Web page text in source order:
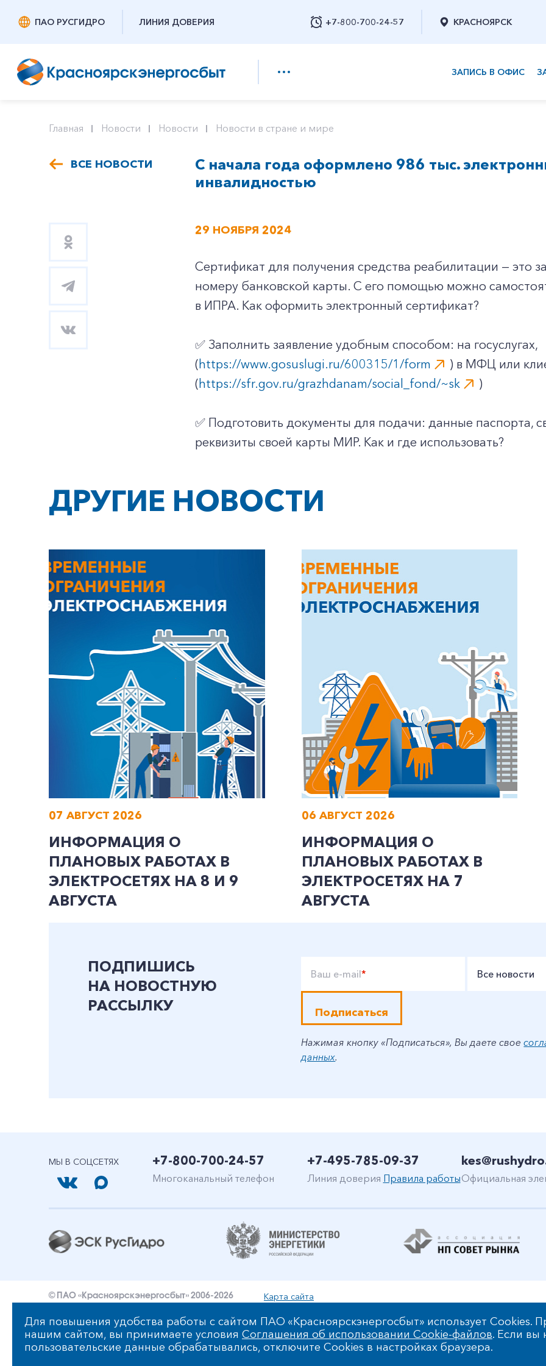
ПАО РУСГИДРО ЛИНИЯ ДОВЕРИЯ +7-800-700-24-57
Заказать обратный звонок
КРАСНОЯРСК
ЗАПИСЬ В ОФИС
+7-800-700-24-57
Заказать обратный звонок
Частным клиентам
Корпоративным клиентам
Главная Новости Новости Новости в стране и мире
ВСЕ НОВОСТИ
С начала года оформлено 986 тыс.
инвалидностью
29 НОЯБРЯ 2024
Сертификат для получения средства реабилитации — это
номеру банковской карты. С его помощью можно
в ИПРА. Как оформить электронный сертификат?
✅ Заполнить заявление удобным способом: на госуслугах,
(https://www.gosuslugi.ru/600315/1/form
) в МФЦ или
(https://sfr.gov.ru/grazhdanam/social_fond/~sk )
✅ Подготовить документы для подачи: данные паспорта,
реквизиты своей карты МИР. Как и где использовать?
ДРУГИЕ НОВОСТИ
07 АВГУСТ 2026
ИНФОРМАЦИЯ О
ПЛАНОВЫХ РАБОТАХ В
ЭЛЕКТРОСЕТЯХ НА 8 И 9
АВГУСТА
06 АВГУСТ 2026
ИНФОРМАЦИЯ О
ПЛАНОВЫХ РАБОТАХ В
ЭЛЕКТРОСЕТЯХ НА 7
АВГУСТА
ПОДПИШИСЬ
НА НОВОСТНУЮ
РАССЫЛКУ
Ваш e-mail* Все новости
Подписаться
Нажимая кнопку «Подписаться», Вы даете свое
данных.
МЫ В СОЦСЕТЯХ +7-800-700-24-57
Многоканальный телефон
+7-495-785-09-37
Линия доверия Правила работыОфициальная
© ПАО «Красноярскэнергосбыт» 2006-2026
Карта сайта
Уведомление об ответственности и праве интеллектуальной собственности
Политика ПАО «Красноярскэнергосбыт» в отношении обработки персональных данных
Для повышения удобства работы с сайтом ПАО «Красноярскэнергосбыт» использует Cookies.
нашим сайтом, вы принимаете условия Соглашения об использовании Cookie-файлов. Если вы
пользовательские данные обрабатывались, отключите Cookies в настройках браузера.